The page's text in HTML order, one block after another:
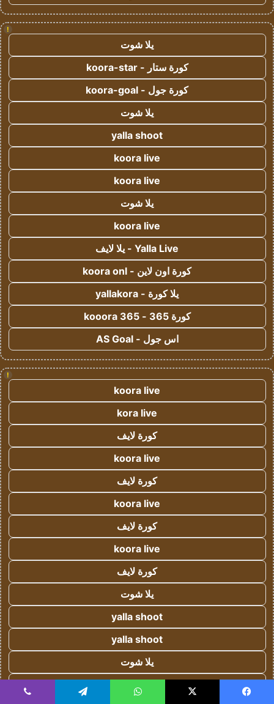
!
يلا شوت
كورة ستار - koora-star
كورة جول - koora-goal
يلا شوت
yalla shoot
koora live
koora live
يلا شوت
koora live
Yalla Live - يلا لايف
كورة اون لاين - koora onl
يلا كورة - yallakora
كورة 365 - kooora 365
اس جول - AS Goal
!
koora live
kora live
كورة لايف
koora live
كورة لايف
koora live
كورة لايف
koora live
كورة لايف
يلا شوت
yalla shoot
yalla shoot
يلا شوت
يلا شوت